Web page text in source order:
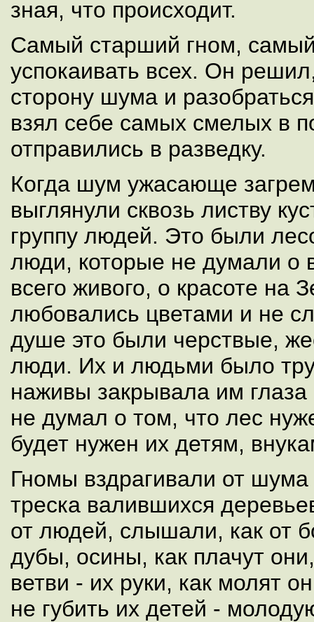
зная, что происходит.
Самый старший гном,
успокаивать всех. Он
сторону шума и
взял себе самых смелых в
отправились в разведку.
Когда шум ужасающе
выглянули сквозь листву
группу людей. Это были
люди, которые не думали о
всего живого, о красоте на
любовались цветами и не
душе это были черствые,
люди. Их и людьми было
наживы закрывала им
не думал о том, что лес
будет нужен их детям,
Гномы вздрагивали от шума
треска валившихся
от людей, слышали, как от
дубы, осины, как плачут
ветви - их руки, как молят
не губить их детей -